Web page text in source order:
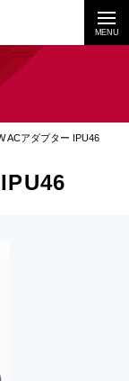
MENU
ACアダプター IPU46